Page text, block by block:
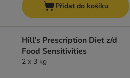
Přidat do košíku
Hill's Prescription Diet z/d
Food Sensitivities
2 x 3 kg